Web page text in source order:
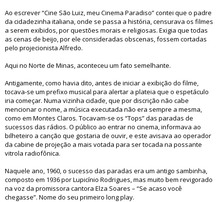
Ao escrever “Cine São Luiz, meu Cinema Paradiso” contei que o padre
da cidadezinha italiana, onde se passa a história, censurava os filmes
a serem exibidos, por questões morais e religiosas. Exigia que todas
as cenas de beijo, por ele consideradas obscenas, fossem cortadas
pelo projecionista Alfredo.
Aqui no Norte de Minas, aconteceu um fato semelhante.
Antigamente, como havia dito, antes de iniciar a exibição do filme,
tocava-se um prefixo musical para alertar a plateia que o espetáculo
iria começar. Numa vizinha cidade, que por discrição não cabe
mencionar o nome, a música executada não era sempre a mesma,
como em Montes Claros. Tocavam-se os “Tops” das paradas de
sucessos das rádios. O público ao entrar no cinema, informava ao
bilheteiro a canção que gostaria de ouvir, e este avisava ao operador
da cabine de projeção a mais votada para ser tocada na possante
vitrola radiofônica.
Naquele ano, 1960, o sucesso das paradas era um antigo sambinha,
composto em 1936 por Lupicínio Rodrigues, mas muito bem revigorado
na voz da promissora cantora Elza Soares – “Se acaso você
chegasse”. Nome do seu primeiro long play.